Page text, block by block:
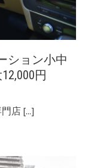
ション小中
円
店 [...]